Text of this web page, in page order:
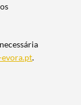
evora.pt.